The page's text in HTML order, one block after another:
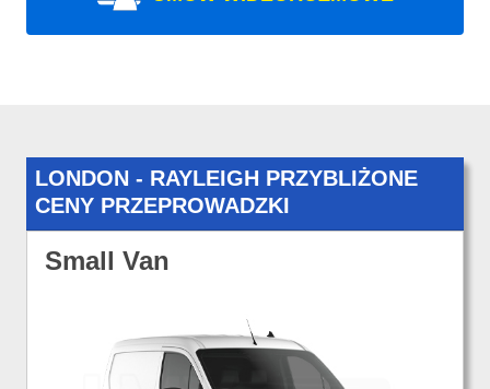
LONDON - RAYLEIGH PRZYBLIŻONE
CENY PRZEPROWADZKI
Small Van